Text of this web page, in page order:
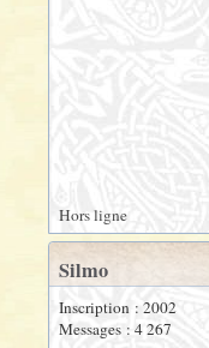
Hors ligne
Silmo
Inscription : 2002
Messages : 4 267